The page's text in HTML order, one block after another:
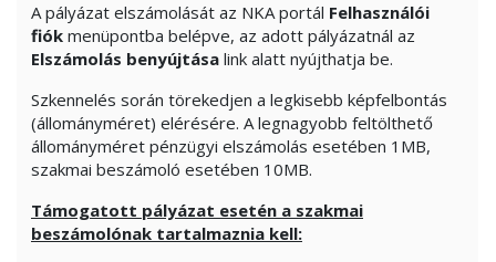
A pályázat elszámolását az NKA portál Felhasználói
fiók menüpontba belépve, az adott pályázatnál az
Elszámolás benyújtása link alatt nyújthatja be.
Szkennelés során törekedjen a legkisebb képfelbontás
(állományméret) elérésére. A legnagyobb feltölthető
állományméret pénzügyi elszámolás esetében 1MB,
szakmai beszámoló esetében 10MB.
Támogatott pályázat esetén a szakmai
beszámolónak tartalmaznia kell: